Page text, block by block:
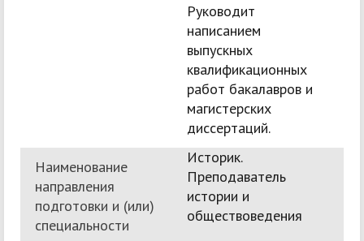
Руководит
написанием
выпускных
квалификационных
работ бакалавров и
магистерских
диссертаций.
Наименование
направления
подготовки и (или)
специальности
Историк.
Преподаватель
истории и
обществоведения